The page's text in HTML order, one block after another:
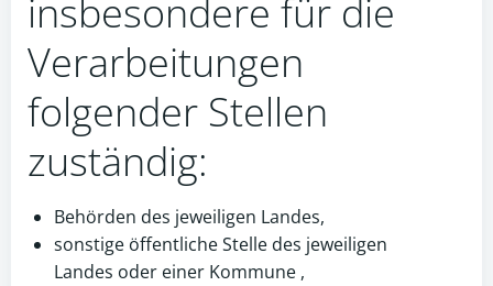
insbesondere für die
Verarbeitungen
folgender Stellen
zuständig:
Behörden des jeweiligen Landes,
sonstige öffentliche Stelle des jeweiligen
Landes oder einer Kommune ,